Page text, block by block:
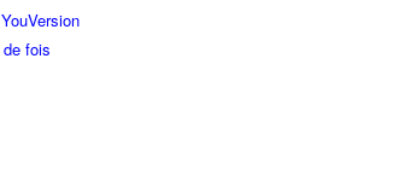
fois